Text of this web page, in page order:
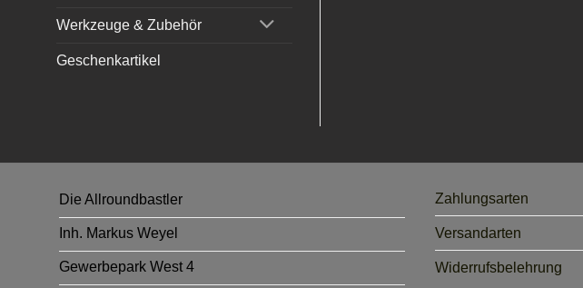
Werkzeuge & Zubehör
Geschenkartikel
Die Allroundbastler
Inh. Markus Weyel
Gewerbepark West 4
Zahlungsarten
Versandarten
Widerrufsbelehrung